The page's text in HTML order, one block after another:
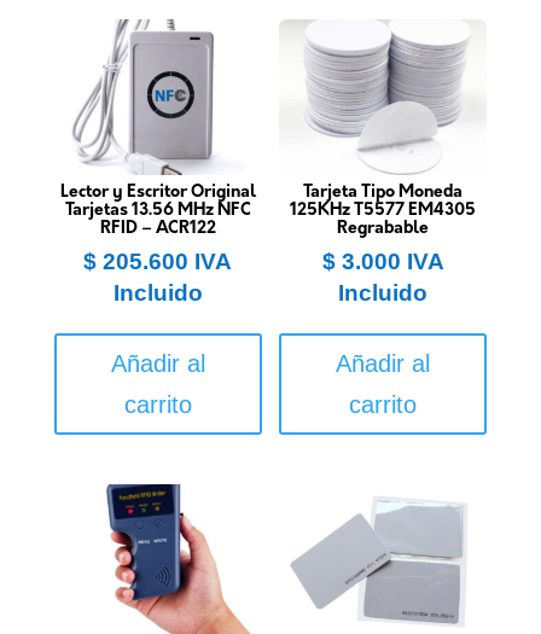
Lector y Escritor Original
Tarjetas 13.56 MHz NFC
RFID – ACR122
$ 205.600 IVA
Incluido
Añadir al
carrito
Tarjeta Tipo Moneda
125KHz T5577 EM4305
Regrabable
$3.000 IVA
Incluido
Añadir al
carrito